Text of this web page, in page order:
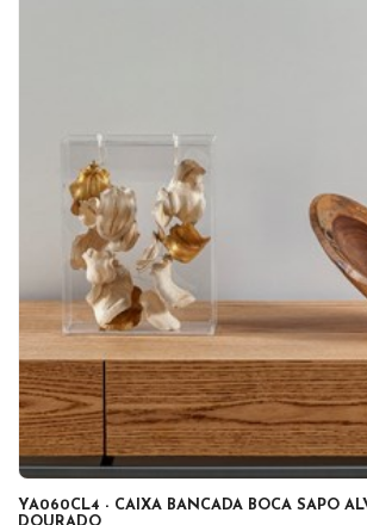
YA060CL4 - CAIXA BANCADA BOCA SAPO